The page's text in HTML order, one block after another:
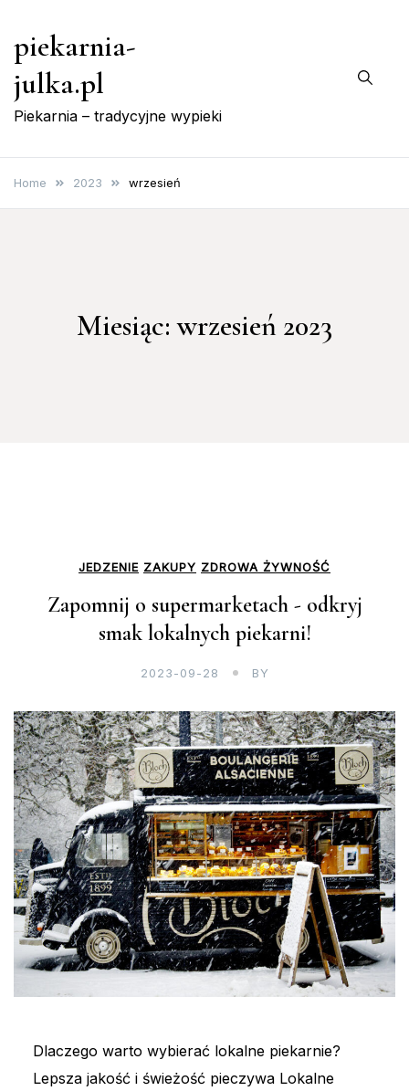
content
piekarnia-
julka.pl
Piekarnia – tradycyjne wypieki
Home 2023 wrzesień
Miesiąc:wrzesień 2023
JEDZENIE ZAKUPY ZDROWA ŻYWNOŚĆ
Zapomnij o supermarketach - odkryj
smak lokalnych piekarni!
2023-09-28 BY
Dlaczego warto wybierać lokalne piekarnie?
Lepsza jakość i świeżość pieczywa Lokalne